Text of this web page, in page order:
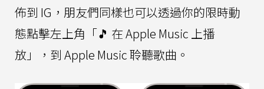
佈到 IG，朋友們同樣也可以透過你的限時動
態點擊左上角「🎵 在 Apple Music 上播
放」，到 Apple Music 聆聽歌曲。